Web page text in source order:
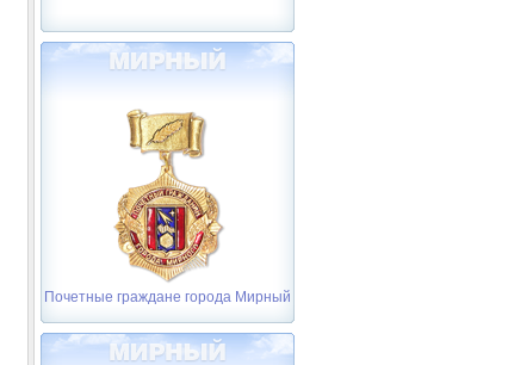
Почетные граждане города Мирный